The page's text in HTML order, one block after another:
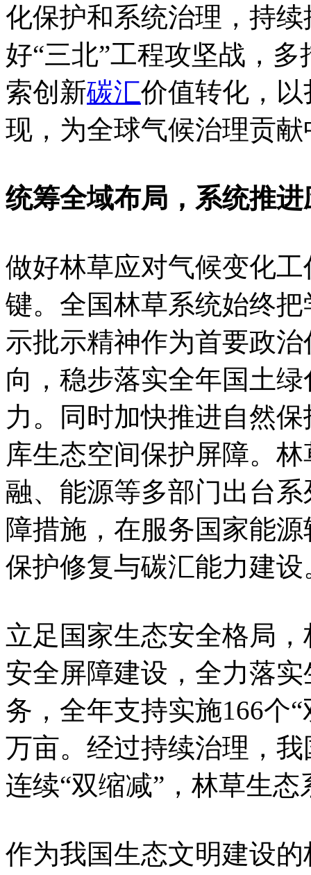
化保护和系统治理，持
好“三北”工程攻坚战，
索创新碳汇价值转化，以
现，为全球气候治理贡
统筹全域布局，系统推
做好林草应对气候变化
键。全国林草系统始终
示批示精神作为首要政
向，稳步落实全年国土
力。同时加快推进自然
库生态空间保护屏障。
融、能源等多部门出台
障措施，在服务国家能
保护修复与碳汇能力建设
立足国家生态安全格局
安全屏障建设，全力落
务，全年支持实施166个
万亩。经过持续治理，
连续“双缩减”，林草生
作为我国生态文明建设